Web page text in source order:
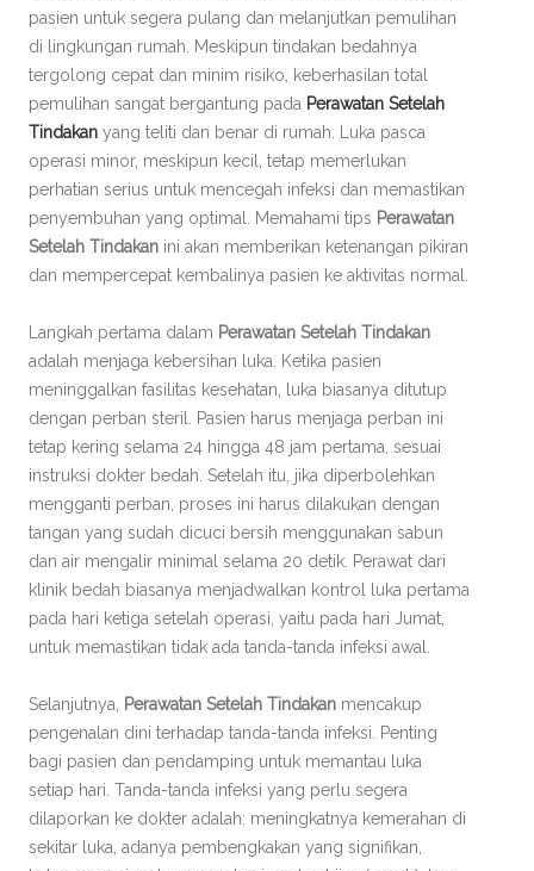
pasien untuk segera pulang dan melanjutkan pemulihan
di lingkungan rumah. Meskipun tindakan bedahnya
tergolong cepat dan minim risiko, keberhasilan total
pemulihan sangat bergantung pada Perawatan Setelah
Tindakan yang teliti dan benar di rumah. Luka pasca
operasi minor, meskipun kecil, tetap memerlukan
perhatian serius untuk mencegah infeksi dan memastikan
penyembuhan yang optimal. Memahami tips Perawatan
Setelah Tindakan ini akan memberikan ketenangan pikiran
dan mempercepat kembalinya pasien ke aktivitas normal.
Langkah pertama dalam Perawatan Setelah Tindakan
adalah menjaga kebersihan luka. Ketika pasien
meninggalkan fasilitas kesehatan, luka biasanya ditutup
dengan perban steril. Pasien harus menjaga perban ini
tetap kering selama 24 hingga 48 jam pertama, sesuai
instruksi dokter bedah. Setelah itu, jika diperbolehkan
mengganti perban, proses ini harus dilakukan dengan
tangan yang sudah dicuci bersih menggunakan sabun
dan air mengalir minimal selama 20 detik. Perawat dari
klinik bedah biasanya menjadwalkan kontrol luka pertama
pada hari ketiga setelah operasi, yaitu pada hari Jumat,
untuk memastikan tidak ada tanda-tanda infeksi awal.
Selanjutnya, Perawatan Setelah Tindakan mencakup
pengenalan dini terhadap tanda-tanda infeksi. Penting
bagi pasien dan pendamping untuk memantau luka
setiap hari. Tanda-tanda infeksi yang perlu segera
dilaporkan ke dokter adalah: meningkatnya kemerahan di
sekitar luka, adanya pembengkakan yang signifikan,